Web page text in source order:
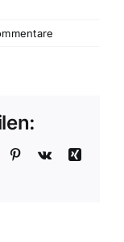
Pinterest
Vk
Xing